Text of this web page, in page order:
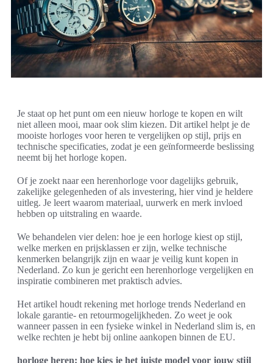
Je staat op het punt om een nieuw horloge te kopen en wilt
niet alleen mooi, maar ook slim kiezen. Dit artikel helpt je de
mooiste horloges voor heren te vergelijken op stijl, prijs en
technische specificaties, zodat je een geïnformeerde beslissing
neemt bij het horloge kopen.
Of je zoekt naar een herenhorloge voor dagelijks gebruik,
zakelijke gelegenheden of als investering, hier vind je heldere
uitleg. Je leert waarom materiaal, uurwerk en merk invloed
hebben op uitstraling en waarde.
We behandelen vier delen: hoe je een horloge kiest op stijl,
welke merken en prijsklassen er zijn, welke technische
kenmerken belangrijk zijn en waar je veilig kunt kopen in
Nederland. Zo kun je gericht een herenhorloge vergelijken en
inspiratie combineren met praktisch advies.
Het artikel houdt rekening met horloge trends Nederland en
lokale garantie- en retourmogelijkheden. Zo weet je ook
wanneer passen in een fysieke winkel in Nederland slim is, en
welke rechten je hebt bij online aankopen binnen de EU.
horloge heren: hoe kies je het juiste model voor jouw stijl